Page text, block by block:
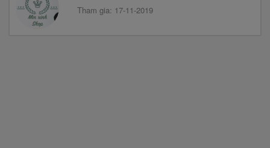
Tham gia: 17-11-2019